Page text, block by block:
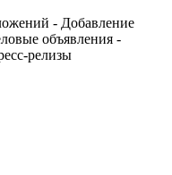
- Добавление
объявления -
релизы